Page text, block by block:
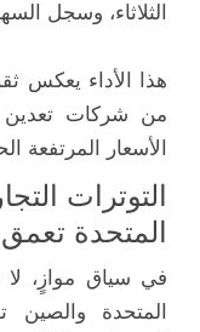
الثلاثاء، وسجل السهم ارتفاعًا
هذا الأداء يعكس
من شركات تعدين
الأسعار المرتفعة
التوترات
المتحدة
في سياق موازٍ، لا
المتحدة